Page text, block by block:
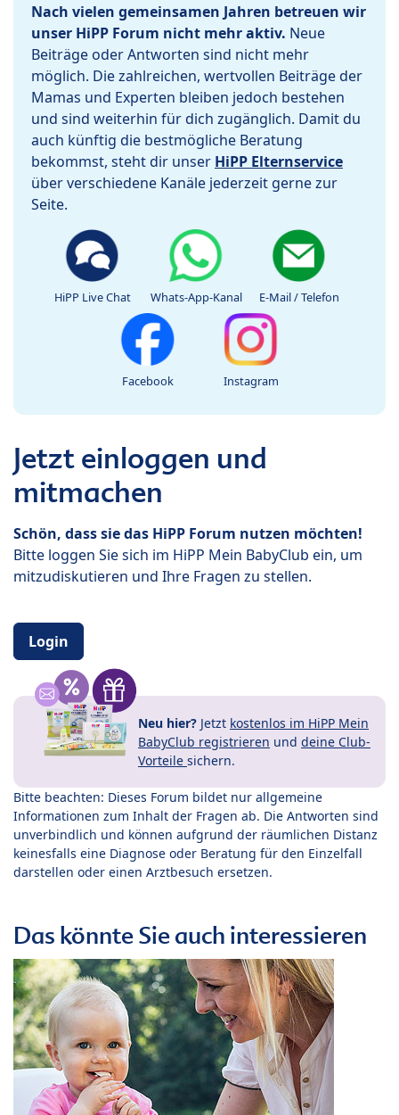
Nach vielen gemeinsamen Jahren betreuen wir
unser HiPP Forum nicht mehr aktiv. Neue
Beiträge oder Antworten sind nicht mehr
möglich. Die zahlreichen, wertvollen Beiträge der
Mamas und Experten bleiben jedoch bestehen
und sind weiterhin für dich zugänglich. Damit du
auch künftig die bestmögliche Beratung
bekommst, steht dir unser HiPP Elternservice
über verschiedene Kanäle jederzeit gerne zur
Seite.
HiPP Live Chat Whats-App-Kanal E-Mail / Telefon
Facebook Instagram
Jetzt einloggen und
mitmachen
Schön, dass sie das HiPP Forum nutzen möchten!
Bitte loggen Sie sich im HiPP Mein BabyClub ein, um
mitzudiskutieren und Ihre Fragen zu stellen.
Login
Neu hier? Jetzt kostenlos im HiPP Mein
BabyClub registrieren und deine Club-
Vorteile sichern.
Bitte beachten: Dieses Forum bildet nur allgemeine
Informationen zum Inhalt der Fragen ab. Die Antworten sind
unverbindlich und können aufgrund der räumlichen Distanz
keinesfalls eine Diagnose oder Beratung für den Einzelfall
darstellen oder einen Arztbesuch ersetzen.
Das könnte Sie auch interessieren